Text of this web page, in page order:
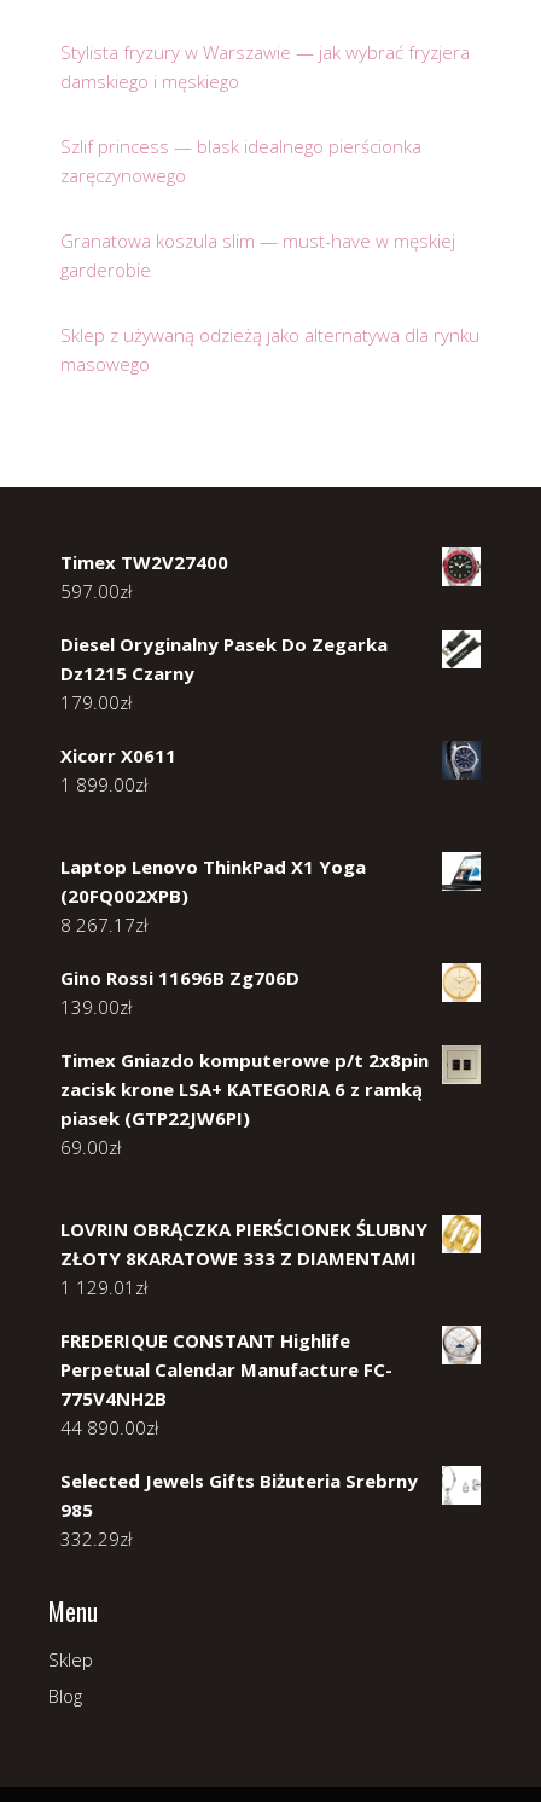
Stylista fryzury w Warszawie — jak wybrać fryzjera
damskiego i męskiego
Szlif princess — blask idealnego pierścionka
zaręczynowego
Granatowa koszula slim — must-have w męskiej
garderobie
Sklep z używaną odzieżą jako alternatywa dla rynku
masowego
Timex TW2V27400
597.00zł
Diesel Oryginalny Pasek Do Zegarka
Dz1215 Czarny
179.00zł
Xicorr X0611
1 899.00zł
Laptop Lenovo ThinkPad X1 Yoga
(20FQ002XPB)
8 267.17zł
Gino Rossi 11696B Zg706D
139.00zł
Timex Gniazdo komputerowe p/t 2x8pin
zacisk krone LSA+ KATEGORIA 6 z ramką
piasek (GTP22JW6PI)
69.00zł
LOVRIN OBRĄCZKA PIERŚCIONEK ŚLUBNY
ZŁOTY 8KARATOWE 333 Z DIAMENTAMI
1 129.01 zł
FREDERIQUE CONSTANT Highlife
Perpetual Calendar Manufacture FC-
775V4NH2B
44 890.00zł
Selected Jewels Gifts Biżuteria Srebrny
985
332.29zł
Menu
Sklep
Blog